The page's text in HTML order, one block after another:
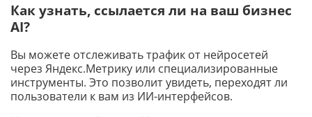
Как узнать, ссылается ли на ваш бизнес
AI?
Вы можете отслеживать трафик от нейросетей
через Яндекс.Метрику или специализированные
инструменты. Это позволит увидеть, переходят ли
пользователи к вам из ИИ-интерфейсов.